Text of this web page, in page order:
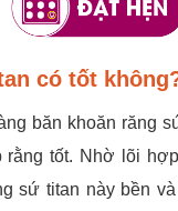
có tốt
băn khoăn răng
rằng tốt. Nhờ lõi
sứ titan này bền